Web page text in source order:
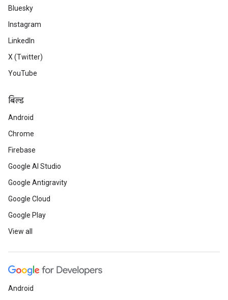
Bluesky
Instagram
LinkedIn
X (Twitter)
YouTube
बिल्ड
Android
Chrome
Firebase
Google AI Studio
Google Antigravity
Google Cloud
Google Play
View all
Android